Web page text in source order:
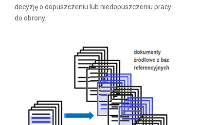
decyzję o dopuszczeniu lub niedopuszczeniu pracy
do obrony.